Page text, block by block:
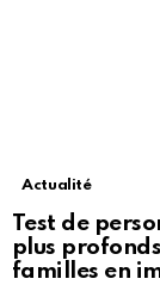
Actualité
Test de
plus
familles en